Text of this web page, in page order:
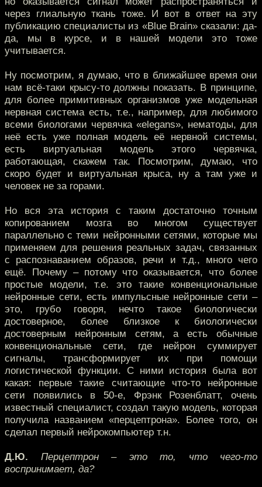
через глиальную ткань тоже. И вот в ответ на эту
публикацию специалисты из «Blue Brain» сказали: да-
да, мы в курсе, и в нашей модели это тоже
учитывается.
Ну посмотрим, я думаю, что в ближайшее время они
нам всё-таки крысу-то должны показать. В принципе,
для более примитивных организмов уже модельная
нервная система есть, т.е., например, для любимого
всеми биологами червячка «elegans», нематоды, для
неё есть уже полная модель её нервной системы,
есть виртуальная модель этого червячка,
работающая, скажем так. Посмотрим, думаю, что
скоро будет и виртуальная крыса, ну а там уже и
человек не за горами.
Но вся эта история с таким достаточно точным
копированием мозга во многом существует
параллельно с теми нейронными сетями, которые мы
применяем для решения реальных задач, связанных
с распознаванием образов, речи и т.д., много чего
ещё. Почему – потому что оказывается, что более
простые модели, т.е. это такие конвенциональные
нейронные сети, есть импульсные нейронные сети –
это, грубо говоря, нечто такое биологически
достоверное, более близкое к биологически
достоверным нейронным сетям, а есть обычные
конвенциональные сети, где нейрон суммирует
сигналы, трансформирует их при помощи
логистической функции. С ними история была вот
какая: первые такие считающие что-то нейронные
сети появились в 50-е, Фрэнк Розенблатт, очень
известный специалист, создал такую модель, которая
получила названием «перцептрона». Более того, он
сделал первый нейрокомпьютер т.н.
Д.Ю. Перцептрон – это то, что чего-то
воспринимает, да?